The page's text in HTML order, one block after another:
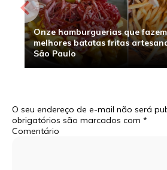
Onze hamburguerias que
melhores batatas fritas
São Paulo
O seu endereço de e-mail não será
obrigatórios são marcados com *
Comentário